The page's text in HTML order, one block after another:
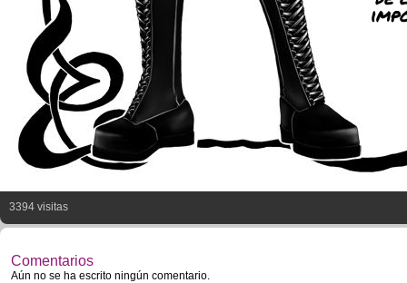
3394 visitas
Comentarios
Aún no se ha escrito ningún comentario.